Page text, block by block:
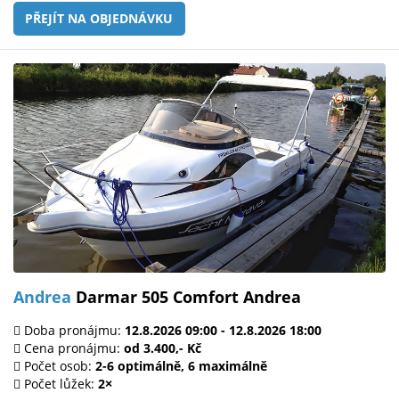
PŘEJÍT NA OBJEDNÁVKU
Andrea Darmar 505 Comfort Andrea
Doba pronájmu: 12.8.2026 09:00 - 12.8.2026 18:00
Cena pronájmu: od 3.400,- Kč
Počet osob: 2-6 optimálně, 6 maximálně
Počet lůžek: 2×